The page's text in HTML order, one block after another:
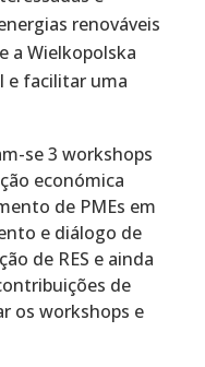
renováveis
a Wielkopolska
e facilitar uma
se 3 workshops
económica
de PMEs em
e diálogo de
de RES e ainda
de
os workshops e